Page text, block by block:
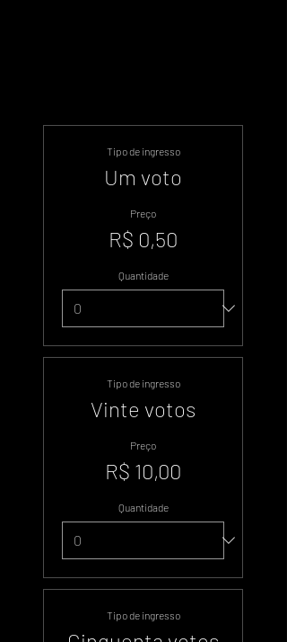
Tipo de ingresso
Um voto
Preço
R$ 0,50
Quantidade
Tipo de ingresso
Vinte votos
Preço
R$ 10,00
Quantidade
Tipo de ingresso